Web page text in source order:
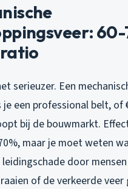
60-
serieuzer. Een
je een professional belt, of
bij de bouwmarkt.
maar je moet weten
door
of de verkeerde veer